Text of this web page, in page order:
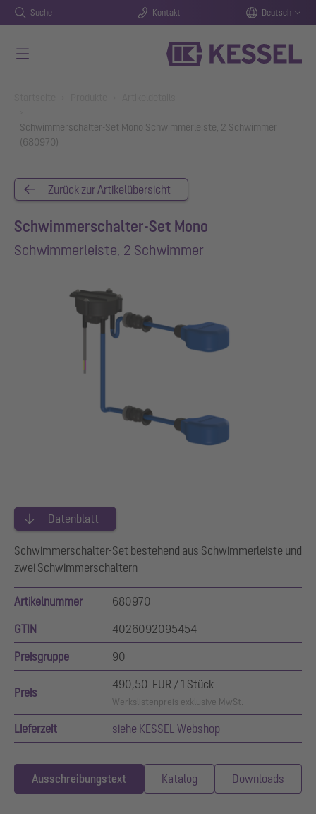
Suche Kontakt Deutsch
Schwimmerschalter-Set Mono Schwimmerleiste, 2 Schwimmer
(680970)
Zurück zur Artikelübersicht
Schwimmerschalter-Set Mono
Schwimmerleiste, 2 Schwimmer
Datenblatt
Schwimmerschalter-Set bestehend aus Schwimmerleiste und
zwei Schwimmerschaltern
Artikelnummer 680970
GTIN 4026092095454
Preisgruppe 90
Preis
490,50 EUR / 1 Stück
Werkslistenpreis exklusive MwSt.
Lieferzeit siehe KESSEL Webshop
Ausschreibungstext Katalog Downloads